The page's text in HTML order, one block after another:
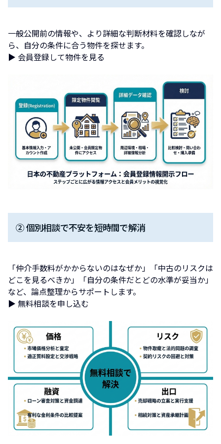
一般公開前の情報や、より詳細な判断材料を確認しなが
ら、自分の条件に合う物件を探せます。
▶ 会員登録して物件を見る
② 個別相談で不安を短時間で解消
「仲介手数料がかからないのはなぜか」「中古のリスクは
どこを見るべきか」「自分の条件だとどの水準が妥当か」
など、論点整理からサポートします。
▶ 無料相談を申し込む